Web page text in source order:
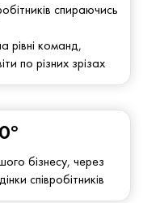
спираючись
рівні команд,
по різних зрізах
бізнесу, через
співробітників